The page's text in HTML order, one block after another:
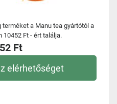
terméket a Manu tea gyártótól a
10452 Ft - ért találja.
Ft
elérhetőséget